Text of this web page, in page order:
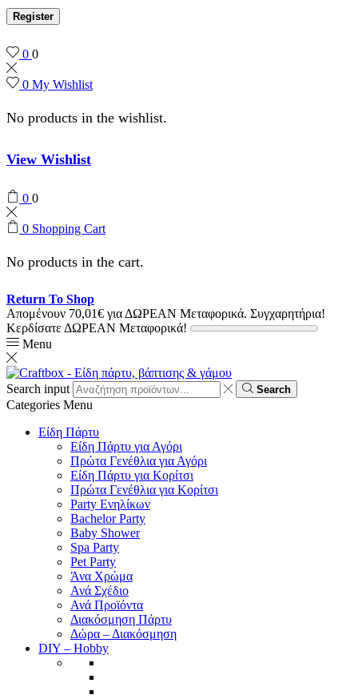
Register
0 0
0 My Wishlist
No products in the wishlist.
View Wishlist
0 0
0 Shopping Cart
No products in the cart.
Return To Shop
Απομένουν 70,01€ για ΔΩΡΕΑΝ Μεταφορικά. Συγχαρητήρια!
Κερδίσατε ΔΩΡΕΑΝ Μεταφορικά!
Menu
Search input Search
Categories Menu
Είδη Πάρτυ
Είδη Πάρτυ για Αγόρι
Πρώτα Γενέθλια για Αγόρι
Είδη Πάρτυ για Κορίτσι
Πρώτα Γενέθλια για Κορίτσι
Party Ενηλίκων
Bachelor Party
Baby Shower
Spa Party
Pet Party
Άνα Χρώμα
Ανά Σχέδιο
Ανά Προϊόντα
Διακόσμηση Πάρτυ
Δώρα – Διακόσμηση
DIY – Hobby